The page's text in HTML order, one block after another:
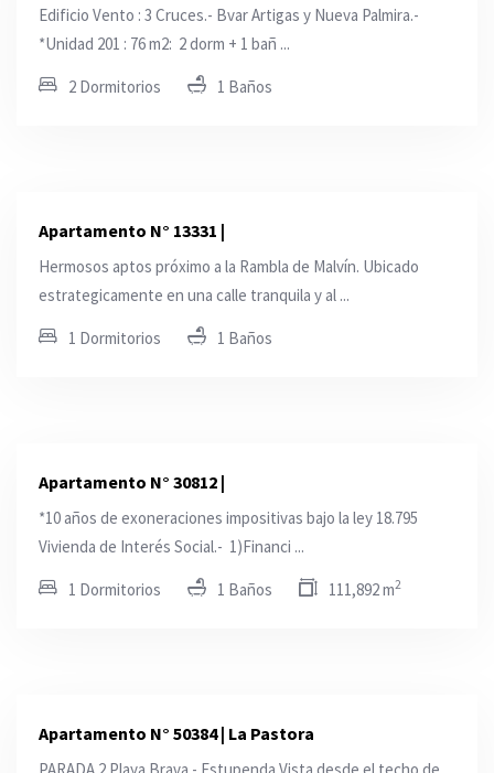
Edificio Vento : 3 Cruces.- Bvar Artigas y Nueva Palmira.-
*Unidad 201 : 76 m2: 2 dorm + 1 bañ ...
2 Dormitorios 1 Baños
Apartamento N° 13331 |
Hermosos aptos próximo a la Rambla de Malvín. Ubicado
estrategicamente en una calle tranquila y al ...
1 Dormitorios 1 Baños
Apartamento N° 30812 |
*10 años de exoneraciones impositivas bajo la ley 18.795
Vivienda de Interés Social.- 1)Financi ...
1 Dormitorios 1 Baños 111,892 m2
Apartamento N° 50384 | La Pastora